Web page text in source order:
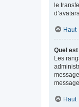
le
Haut
Quel
Les
Haut